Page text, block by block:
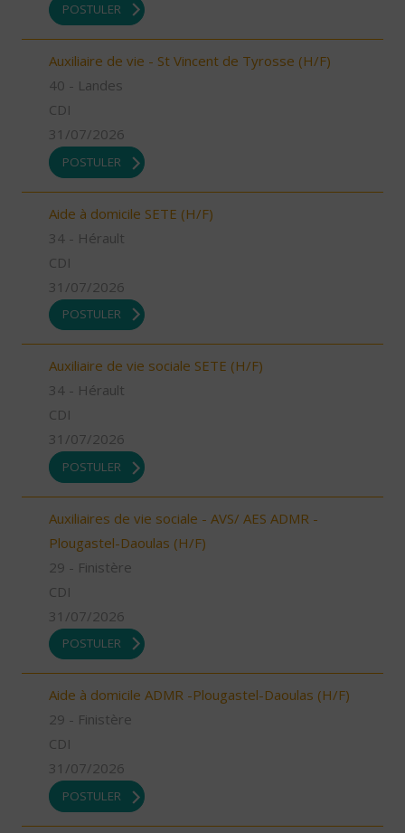
POSTULER
Auxiliaire de vie - St Vincent de Tyrosse (H/F)
40 - Landes
CDI
31/07/2026
POSTULER
Aide à domicile SETE (H/F)
34 - Hérault
CDI
31/07/2026
POSTULER
Auxiliaire de vie sociale SETE (H/F)
34 - Hérault
CDI
31/07/2026
POSTULER
Auxiliaires de vie sociale - AVS/ AES ADMR -
Plougastel-Daoulas (H/F)
29 - Finistère
CDI
31/07/2026
POSTULER
Aide à domicile ADMR -Plougastel-Daoulas (H/F)
29 - Finistère
CDI
31/07/2026
POSTULER